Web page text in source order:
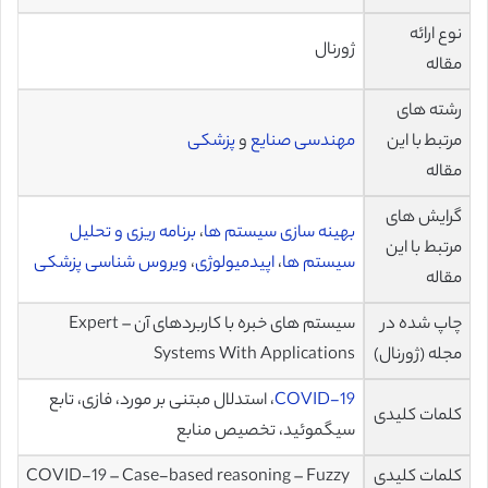
نوع ارائه
مقاله
ژورنال
رشته های
مرتبط با این
مقاله
مهندسی صنایعوپزشکی
گرایش های
مرتبط با این
مقاله
بهینه سازی سیستم ها،برنامه ریزی و تحلیل
سیستم ها،اپیدمیولوژی، ویروس شناسی پزشکی
چاپ شده در
مجله (ژورنال)
سیستم های خبره با کاربردهای آن – Expert
Systems With Applications
کلمات کلیدی
COVID-19، استدلال مبتنی بر مورد، فازی، تابع
سیگموئید، تخصیص منابع
کلمات کلیدی
COVID-19 – Case-based reasoning – Fuzzy